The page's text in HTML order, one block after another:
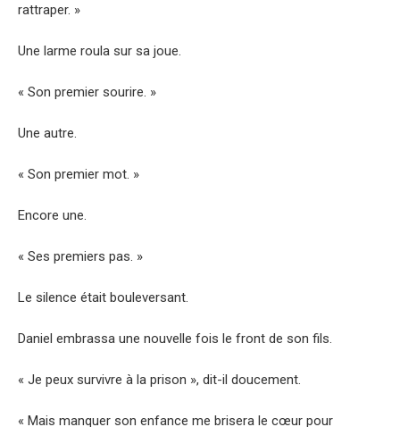
rattraper. »
Une larme roula sur sa joue.
« Son premier sourire. »
Une autre.
« Son premier mot. »
Encore une.
« Ses premiers pas. »
Le silence était bouleversant.
Daniel embrassa une nouvelle fois le front de son fils.
« Je peux survivre à la prison », dit-il doucement.
« Mais manquer son enfance me brisera le cœur pour